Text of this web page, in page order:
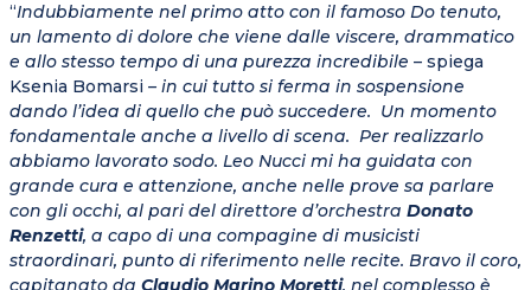
“Indubbiamente nel primo atto con il famoso Do tenuto,
un lamento di dolore che viene dalle viscere, drammatico
e allo stesso tempo di una purezza incredibile – spiega
Ksenia Bomarsi – in cui tutto si ferma in sospensione
dando l’idea di quello che può succedere. Un momento
fondamentale anche a livello di scena. Per realizzarlo
abbiamo lavorato sodo. Leo Nucci mi ha guidata con
grande cura e attenzione, anche nelle prove sa parlare
con gli occhi, al pari del direttore d’orchestra Donato
Renzetti, a capo di una compagine di musicisti
straordinari, punto di riferimento nelle recite. Bravo il coro,
capitanato da Claudio Marino Moretti, nel complesso è